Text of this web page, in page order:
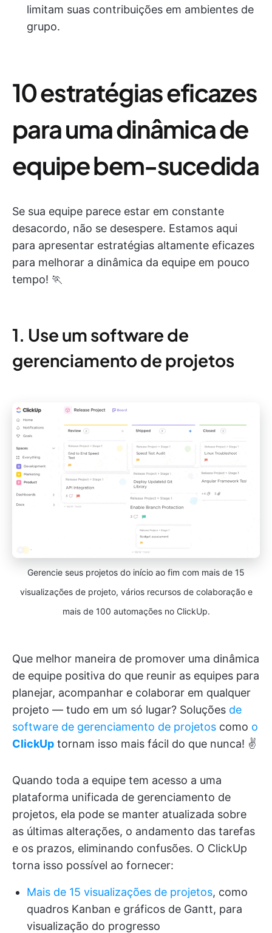
limitam suas contribuições em ambientes de
grupo.
10 estratégias eficazes
para uma dinâmica de
equipe bem-sucedida
Se sua equipe parece estar em constante
desacordo, não se desespere. Estamos aqui
para apresentar estratégias altamente eficazes
para melhorar a dinâmica da equipe em pouco
tempo! 🏃
1. Use um software de
gerenciamento de projetos
Gerencie seus projetos do início ao fim com mais de 15
visualizações de projeto, vários recursos de colaboração e
mais de 100 automações no ClickUp.
Que melhor maneira de promover uma dinâmica
de equipe positiva do que reunir as equipes para
planejar, acompanhar e colaborar em qualquer
projeto — tudo em um só lugar? Soluções de
software de gerenciamento de projetos como o
ClickUp tornam isso mais fácil do que nunca! ✌️
Quando toda a equipe tem acesso a uma
plataforma unificada de gerenciamento de
projetos, ela pode se manter atualizada sobre
as últimas alterações, o andamento das tarefas
e os prazos, eliminando confusões. O ClickUp
torna isso possível ao fornecer:
Mais de 15 visualizações de projetos, como
quadros Kanban e gráficos de Gantt, para
visualização do progresso